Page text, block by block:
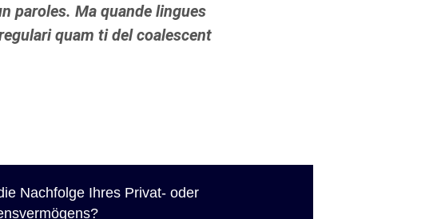
paroles. Ma quande lingues
quam ti del coalescent
Nachfolge Ihres Privat- oder